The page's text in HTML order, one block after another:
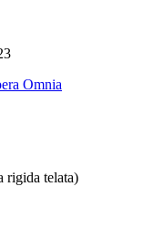
Omnia
rigida telata)